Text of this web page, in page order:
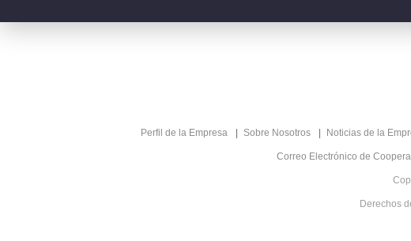
Perfil de la Empresa Sobre Nosotros Noticias de la
Correo Electrónico de
Derechos